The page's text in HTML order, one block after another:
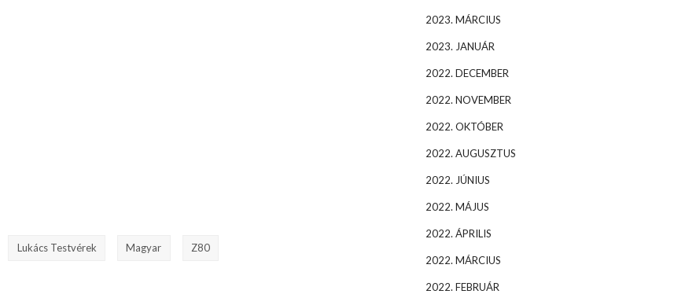
Lukács Testvérek Magyar Z80
2023. MÁRCIUS
2023. JANUÁR
2022. DECEMBER
2022. NOVEMBER
2022. OKTÓBER
2022. AUGUSZTUS
2022. JÚNIUS
2022. MÁJUS
2022. ÁPRILIS
2022. MÁRCIUS
2022. FEBRUÁR